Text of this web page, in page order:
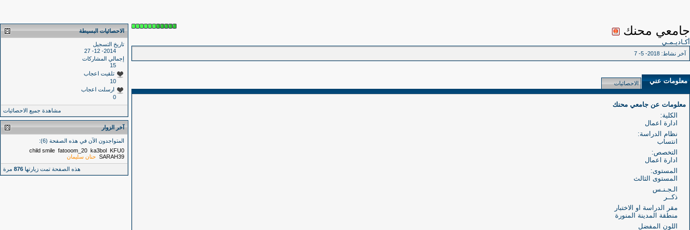
جامعي محنك
أكـاديـمـي
آخر نشاط:
معلومات عني الاحصائيات
معلومات عن جامعي محنك
الكلية:
ادارة اعمال
نظام الدراسة:
انتساب
التخصص:
ادارة اعمال
المستوى:
المستوى الثالث
الـجـنـس
ذكــر
مقر الدراسة او الاختبار
منطقة المدينة المنورة
اللون المفضل
الاحصائيات البسيطة
تاريخ التسجيل
2014- 12- 27
إجمالي المشاركات
15
تلقيت اعجاب
10
ارسلت اعجاب
0
مشاهدة جميع الاحصائيات
آخر الزوار
المتواجدون الآن في هذه الصفحة (6):
child smile fatooom_20 ka3bol KFU0
SARAH39 حنان سليمان
هذه الصفحة تمت زيارتها 876 مرة